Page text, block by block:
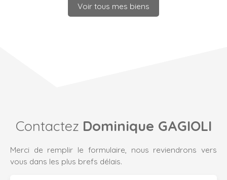
Voir tous mes biens
Contactez Dominique GAGIOLI
Merci de remplir le formulaire, nous reviendrons vers
vous dans les plus brefs délais.